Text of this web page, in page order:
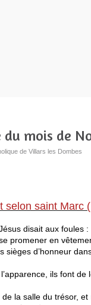
mois de
de Villars les Dombes
selon saint Marc
disait aux foules :
promener en
sièges d’honneur
ils font
la salle du trésor,